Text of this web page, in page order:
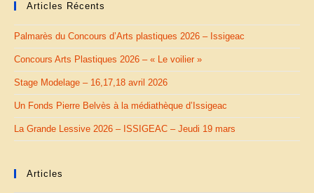
Articles Récents
Palmarès du Concours d’Arts plastiques 2026 – Issigeac
Concours Arts Plastiques 2026 – « Le voilier »
Stage Modelage – 16,17,18 avril 2026
Un Fonds Pierre Belvès à la médiathèque d’Issigeac
La Grande Lessive 2026 – ISSIGEAC – Jeudi 19 mars
Articles